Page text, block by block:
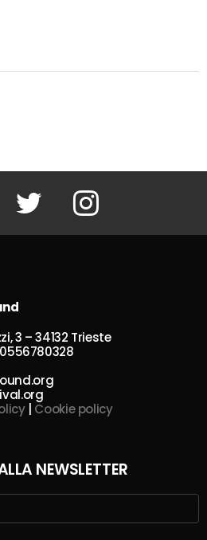
Twitter Instagram
3 – 34132 Trieste
| Cookie policy
NEWSLETTER